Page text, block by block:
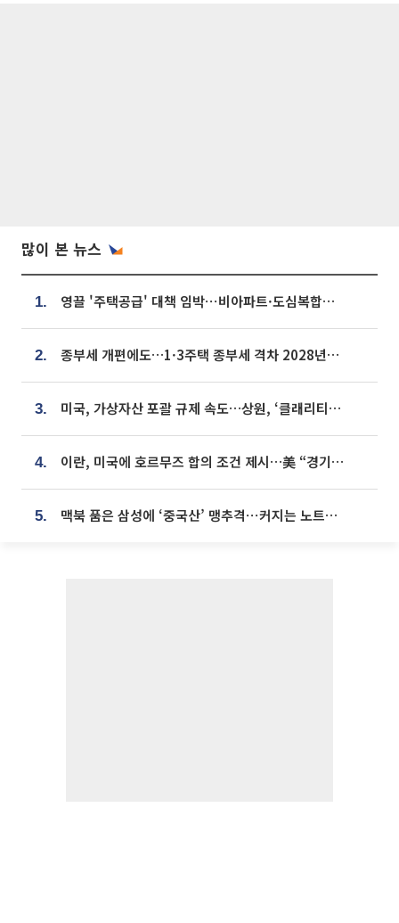
많이 본 뉴스
1. 영끌 '주택공급' 대책 임박⋯비아파트·도심복합까지 총동원
2. 종부세 개편에도…1·3주택 종부세 격차 2028년부터 확대
3. 미국, 가상자산 포괄 규제 속도…상원, ‘클래리티법’ 9월 절차투표 추진
4. 이란, 미국에 호르무즈 합의 조건 제시…美 “경기 아직 안 끝나” [종합]
5. 맥북 품은 삼성에 ‘중국산’ 맹추격⋯커지는 노트북 OLED 시장